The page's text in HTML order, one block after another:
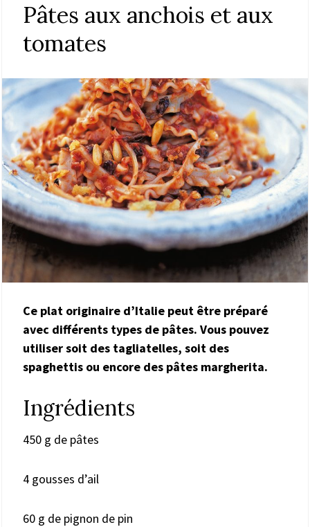
Pâtes aux anchois et aux
tomates
Ce plat originaire d’Italie peut être préparé
avec différents types de pâtes. Vous pouvez
utiliser soit des tagliatelles, soit des
spaghettis ou encore des pâtes margherita.
Ingrédients
450 g de pâtes
4 gousses d’ail
60 g de pignon de pin